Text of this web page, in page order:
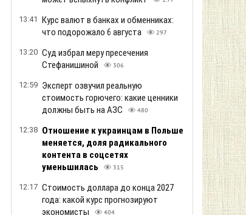
13:41 Курс валют в банках и обменниках:
что подорожало 6 августа
297
13:20 Суд избрал меру пресечения
Стефанишиной
306
12:59 Эксперт озвучил реальную
стоимость горючего: какие ценники
должны быть на АЗС
480
12:38 Отношение к украинцам в Польше
меняется, доля радикального
контента в соцсетях
уменьшилась
315
12:17 Стоимость доллара до конца 2027
года: какой курс прогнозируют
экономисты
404